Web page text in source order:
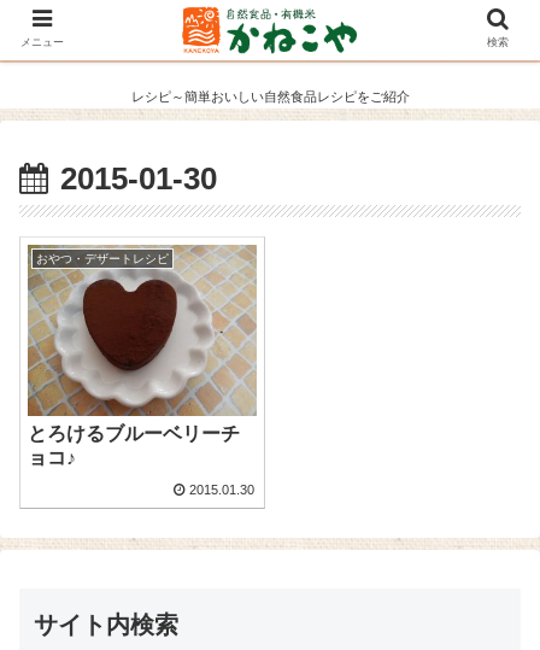
レシピ～簡単おいしい自然食品レシピをご紹介
2015-01-30
おやつ・デザートレシピ
とろけるブルーベリーチ
ョコ♪
2015.01.30
サイト内検索
メニュー 検索